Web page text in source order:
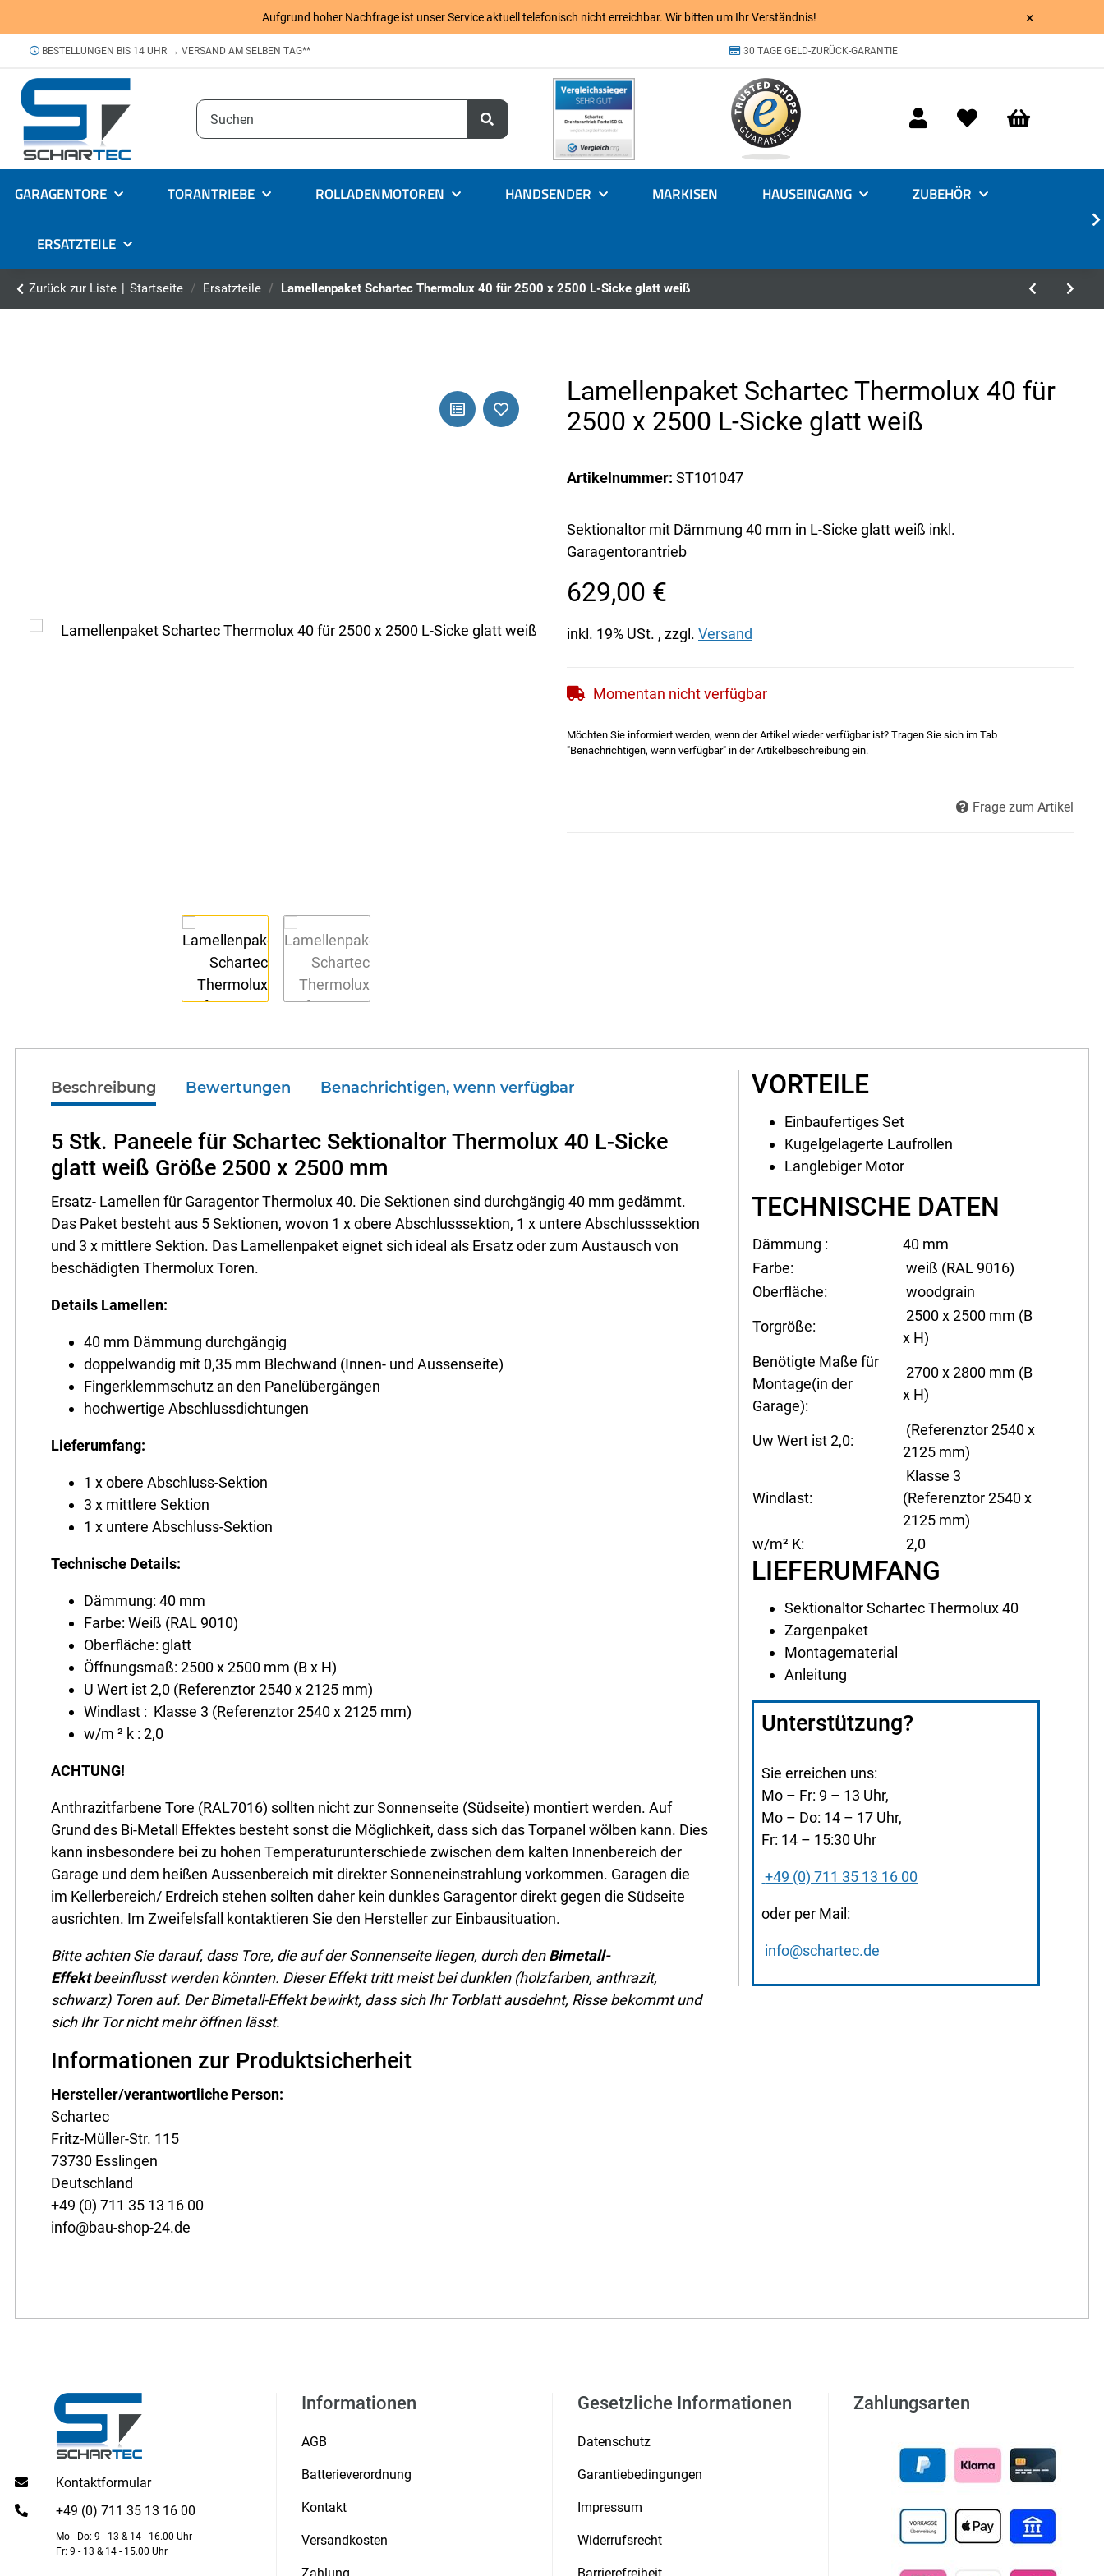
Aufgrund hoher Nachfrage ist unser Service aktuell telefonisch nicht erreichbar. Wir bitten um Ihr Verständnis! ×
BESTELLUNGEN BIS 14 UHR → VERSAND AM SELBEN TAG** 30 TAGE GELD-ZURÜCK-GARANTIE
GARAGENTORE TORANTRIEBE ROLLADENMOTOREN HANDSENDER MARKISEN HAUSEINGANG ZUBEHÖR
ERSATZTEILE
Zurück zur Liste Startseite Ersatzteile Lamellenpaket Schartec Thermolux 40 für 2500 x 2500 L-Sicke glatt weiß
Lamellenpaket Schartec Thermolux 40 für
2500 x 2500 L-Sicke glatt weiß
Artikelnummer: ST101047
Sektionaltor mit Dämmung 40 mm in L-Sicke glatt weiß inkl.
Garagentorantrieb
629,00 €
inkl. 19% USt. , zzgl. Versand
Momentan nicht verfügbar
Möchten Sie informiert werden, wenn der Artikel wieder verfügbar ist? Tragen Sie sich im Tab
"Benachrichtigen, wenn verfügbar" in der Artikelbeschreibung ein.
Frage zum Artikel
Beschreibung Bewertungen Benachrichtigen, wenn verfügbar
5 Stk. Paneele für Schartec Sektionaltor Thermolux 40 L-Sicke
glatt weiß Größe 2500 x 2500 mm
Ersatz- Lamellen für Garagentor Thermolux 40. Die Sektionen sind durchgängig 40 mm gedämmt.
Das Paket besteht aus 5 Sektionen, wovon 1 x obere Abschlusssektion, 1 x untere Abschlusssektion
und 3 x mittlere Sektion. Das Lamellenpaket eignet sich ideal als Ersatz oder zum Austausch von
beschädigten Thermolux Toren.
Details Lamellen:
40 mm Dämmung durchgängig
doppelwandig mit 0,35 mm Blechwand (Innen- und Aussenseite)
Fingerklemmschutz an den Panelübergängen
hochwertige Abschlussdichtungen
Lieferumfang:
1 x obere Abschluss-Sektion
3 x mittlere Sektion
1 x untere Abschluss-Sektion
Technische Details:
Dämmung: 40 mm
Farbe: Weiß (RAL 9010)
Oberfläche: glatt
Öffnungsmaß: 2500 x 2500 mm (B x H)
U Wert ist 2,0 (Referenztor 2540 x 2125 mm)
Windlast : Klasse 3 (Referenztor 2540 x 2125 mm)
w/m ² k : 2,0
ACHTUNG!
Anthrazitfarbene Tore (RAL7016) sollten nicht zur Sonnenseite (Südseite) montiert werden. Auf
Grund des Bi-Metall Effektes besteht sonst die Möglichkeit, dass sich das Torpanel wölben kann. Dies
kann insbesondere bei zu hohen Temperaturunterschiede zwischen dem kalten Innenbereich der
Garage und dem heißen Aussenbereich mit direkter Sonneneinstrahlung vorkommen. Garagen die
im Kellerbereich/ Erdreich stehen sollten daher kein dunkles Garagentor direkt gegen die Südseite
ausrichten. Im Zweifelsfall kontaktieren Sie den Hersteller zur Einbausituation.
Bitte achten Sie darauf, dass Tore, die auf der Sonnenseite liegen, durch denBimetall-
Effektbeeinflusst werden könnten. Dieser Effekt tritt meist bei dunklen (holzfarben, anthrazit,
schwarz) Toren auf. Der Bimetall-Effekt bewirkt, dass sich Ihr Torblatt ausdehnt, Risse bekommt und
sich Ihr Tor nicht mehr öffnen lässt.
Informationen zur Produktsicherheit
Hersteller/verantwortliche Person:
Schartec
Fritz-Müller-Str. 115
73730 Esslingen
Deutschland
+49 (0) 711 35 13 16 00
info@bau-shop-24.de
VORTEILE
Einbaufertiges Set
Kugelgelagerte Laufrollen
Langlebiger Motor
TECHNISCHE DATEN
Dämmung :
40 mm
Farbe:
weiß (RAL 9016)
Oberfläche:
woodgrain
Torgröße:
2500 x 2500 mm (B
x H)
Benötigte Maße für
Montage(in der
Garage):
2700 x 2800 mm (B
x H)
Uw Wert ist 2,0:
(Referenztor 2540 x
2125 mm)
Windlast:
Klasse 3
(Referenztor 2540 x
2125 mm)
w/m² K:
2,0
LIEFERUMFANG
Sektionaltor Schartec Thermolux 40
Zargenpaket
Montagematerial
Anleitung
Unterstützung?
Sie erreichen uns:
Mo – Fr: 9 – 13 Uhr,
Mo – Do: 14 – 17 Uhr,
Fr: 14 – 15:30 Uhr
+49 (0) 711 35 13 16 00
oder per Mail:
info@schartec.de
Kontaktformular
+49 (0) 711 35 13 16 00
Mo - Do: 9 - 13 & 14 - 16.00 Uhr
Fr: 9 - 13 & 14 - 15.00 Uhr
Informationen
AGB
Batterieverordnung
Kontakt
Versandkosten
Gesetzliche Informationen
Datenschutz
Garantiebedingungen
Impressum
Widerrufsrecht
Zahlungsarten